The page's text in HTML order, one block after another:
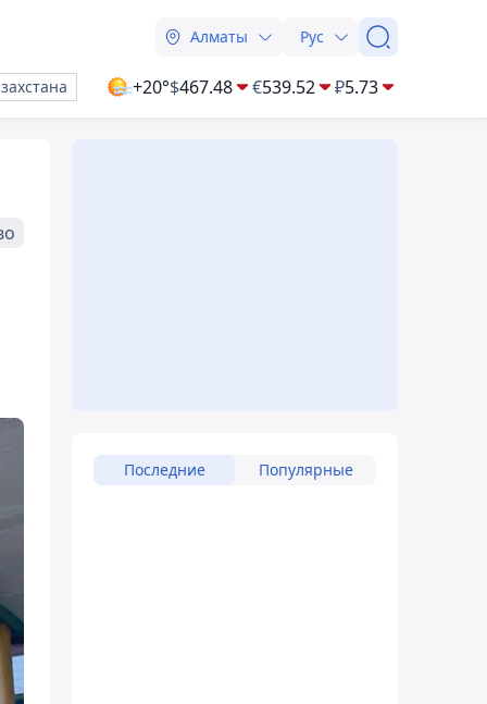
Алматы Рус
+20°$467.48 €539.52 ₽5.73
Последние Популярные